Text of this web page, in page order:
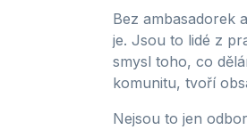
Bez ambasadorek
je. Jsou to lidé z
smysl toho, co
komunitu, tvoří
Nejsou to jen